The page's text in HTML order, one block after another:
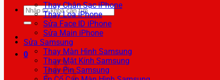
Tìm
kiếm:
0
Thay Chân Sạc iPhone
Thay Loa iPhone
Sửa Face ID iPhone
Sửa Main iPhone
Sửa Samsung
Thay Màn Hình Samsung
Thay Mặt Kính Samsung
Thay Pin Samsung